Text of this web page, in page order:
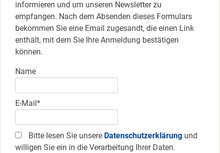
informieren und um unseren Newsletter zu
empfangen. Nach dem Absenden dieses Formulars
bekommen Sie eine Email zugesandt, die einen Link
enthält, mit dem Sie Ihre Anmeldung bestätigen
können.
Name
E-Mail*
Bitte lesen Sie unsere Datenschutzerklärung und
willigen Sie ein in die Verarbeitung Ihrer Daten.